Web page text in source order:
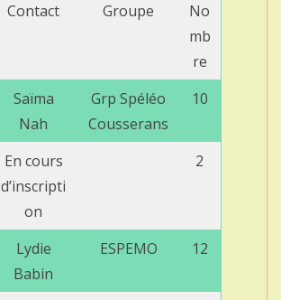
Contact Groupe
No
mb
re
Saïma
Nah
Grp Spéléo
Cousserans
10
En cours
d’inscripti
on
2
Lydie
Babin
ESPEMO 12